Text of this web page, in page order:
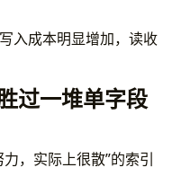
入成本明显增加，读收
过一堆单字段
，实际上很散”的索引